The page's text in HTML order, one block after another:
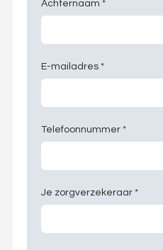
Achternaam *
E-mailadres *
Telefoonnummer *
Je zorgverzekeraar *